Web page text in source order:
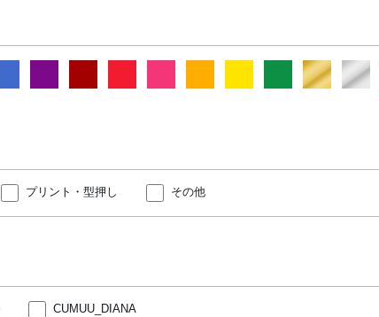
プリント・型押し その他
CUMUU_DIANA